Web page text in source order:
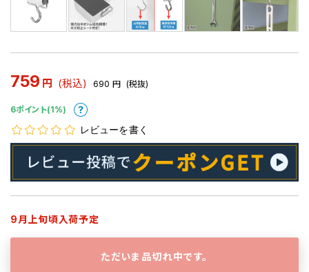
759 円 (税込) 690 円 (税抜)
6ポイント(1%)
レビューを書く
9月上旬頃入荷予定
ただいま品切れ中です。